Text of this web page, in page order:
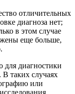
отличительных
диагноза нет;
в этом случае
еще больше,
для диагностики
таких случаях
или